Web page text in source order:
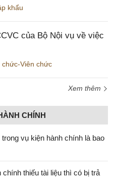
khẩu
của Bộ Nội vụ về việc
chức-Viên chức
Xem thêm
CHÍNH
vụ kiện hành chính là bao
thiếu tài liệu thì có bị trả